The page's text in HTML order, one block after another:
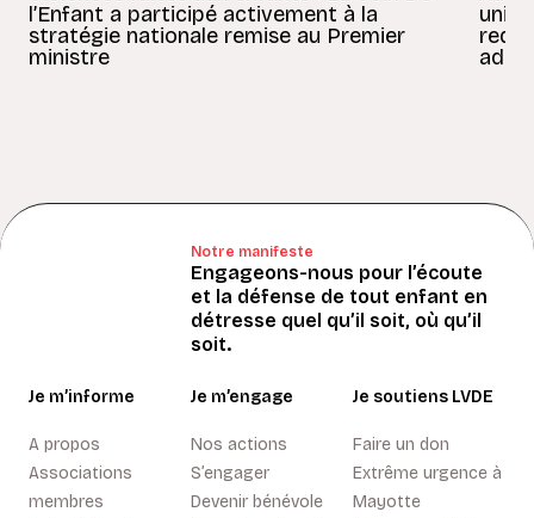
l’Enfant a participé activement à la
stratégie nationale remise au Premier
ministre
Notre manifeste
Engageons-nous pour l’écoute
et la défense de tout enfant en
détresse quel qu’il soit, où qu’il
soit.
Je m’informe
A propos
Associations
membres
Je m’engage
Nos actions
S’engager
Devenir bénévole
Je soutiens LVDE
Faire un don
Extrême urgence à
Mayotte